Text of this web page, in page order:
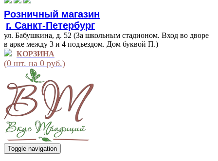
Розничный магазин
г. Санкт-Петербург
ул. Бабушкина, д. 52 (За школьным стадионом. Вход во дворе
в арке между 3 и 4 подъездом. Дом буквой П.)
КОРЗИНА
(0 шт. на 0 руб.)
Toggle navigation